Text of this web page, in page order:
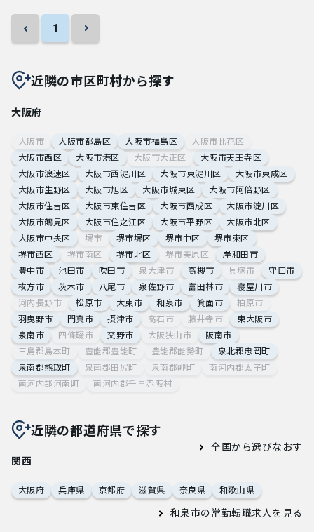
1
近隣の市区町村から探す
大阪府
大阪市 大阪市都島区 大阪市福島区
大阪市此花区
大阪市西区
大阪市港区 大阪市大正区
大阪市天王寺区
大阪市浪速区
大阪市西淀川区 大阪市東淀川区
大阪市東成区
大阪市生野区
大阪市旭区 大阪市城東区
大阪市阿倍野区
大阪市住吉区
大阪市東住吉区 大阪市西成区
大阪市淀川区
大阪市鶴見区
大阪市住之江区 大阪市平野区
大阪市北区
大阪市中央区
堺市 堺市堺区 堺市中区
堺市東区
堺市西区
堺市南区 堺市北区 堺市美原区
岸和田市
豊中市
池田市 吹田市 泉大津市 高槻市 貝塚市
守口市
枚方市
茨木市 八尾市 泉佐野市 富田林市
寝屋川市
河内長野市
松原市 大東市 和泉市 箕面市
柏原市
羽曳野市
門真市 摂津市 高石市 藤井寺市
東大阪市
泉南市
四條畷市 交野市 大阪狭山市
阪南市
三島郡島本町
豊能郡豊能町 豊能郡能勢町
泉北郡忠岡町
泉南郡熊取町
泉南郡田尻町 泉南郡岬町
南河内郡太子町
南河内郡河南町
南河内郡千早赤阪村
近隣の都道府県で探す
全国から選びなおす
関西
大阪府 兵庫県 京都府 滋賀県 奈良県 和歌山県
和泉市の常勤転職求人を見る